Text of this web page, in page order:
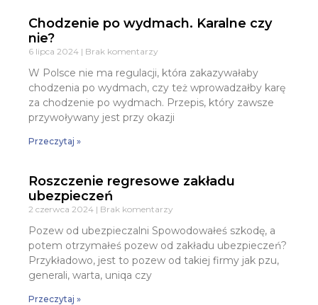
Chodzenie po wydmach. Karalne czy
nie?
6 lipca 2024 Brak komentarzy
W Polsce nie ma regulacji, która zakazywałaby
chodzenia po wydmach, czy też wprowadzałby karę
za chodzenie po wydmach. Przepis, który zawsze
przywoływany jest przy okazji
Przeczytaj »
Roszczenie regresowe zakładu
ubezpieczeń
2 czerwca 2024 Brak komentarzy
Pozew od ubezpieczalni Spowodowałeś szkodę, a
potem otrzymałeś pozew od zakładu ubezpieczeń?
Przykładowo, jest to pozew od takiej firmy jak pzu,
generali, warta, uniqa czy
Przeczytaj »